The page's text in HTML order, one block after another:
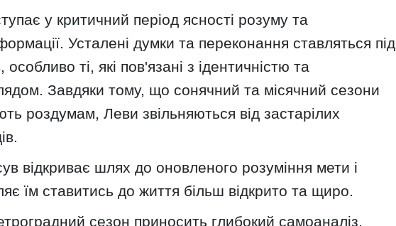
у критичний період ясності розуму та
Усталені думки та переконання ставляться під
особливо ті, які пов'язані з ідентичністю та
Завдяки тому, що сонячний та місячний сезони
роздумам, Леви звільняються від застарілих
відкриває шлях до оновленого розуміння мети і
їм ставитись до життя більш відкрито та щиро.
сезон приносить глибокий самоаналіз,